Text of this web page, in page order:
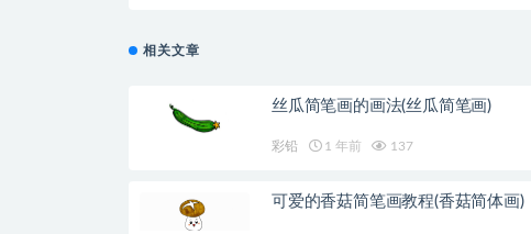
相关文章
丝瓜简笔画的画法(丝瓜简笔画)
彩铅 1 年前 137
可爱的香菇简笔画教程(香菇简体画)